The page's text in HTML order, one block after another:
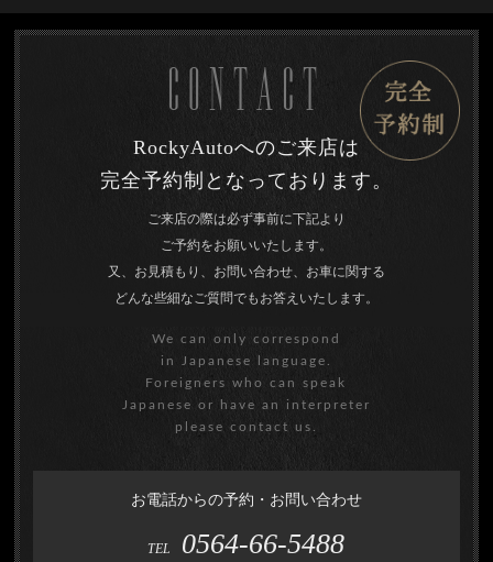
CONTACT
RockyAutoへのご来店は
完全予約制となっております。
ご来店の際は必ず事前に下記より
ご予約をお願いいたします。
又、お見積もり、お問い合わせ、お車に関する
どんな些細なご質問でもお答えいたします。
We can only correspond
in Japanese language.
Foreigners who can speak
Japanese or have an interpreter
please contact us.
お電話からの予約・お問い合わせ
TEL 0564-66-5488